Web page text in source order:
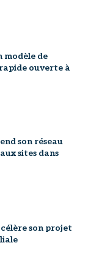
modèle de
ouverte à
son réseau
sites dans
son projet